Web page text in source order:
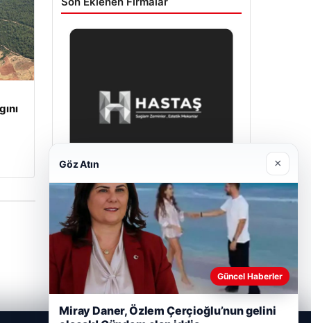
Enes Kaplan Avukatlık Bürosu
28/04/2026
Göz Atın ×
Güncel Haberler
Miray Daner, Özlem Çerçioğlu’nun gelini